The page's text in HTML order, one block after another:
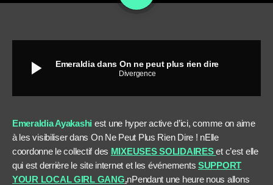
play_arrow Emeraldia dans On ne peut plus rien dire
Divergence
Emeraldia Ayakashi est une hyper active d’ici, comme on aime
à les visibiliser dans On Ne Peut Plus Rien Dire ! nElle
coordonne le collectif des MIXEUSES SOLIDAIRESet c’est elle
qui est derrière le site internet et les événements SUPPORT
YOUR LOCAL GIRL GANG.nPendant une heure nous allons